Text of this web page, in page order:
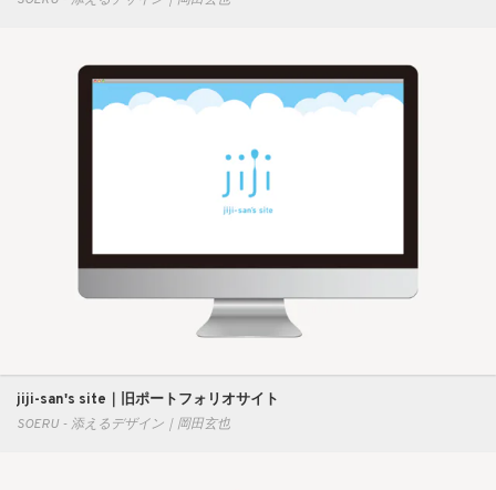
jiji-san's site｜旧ポートフォリオサイト
SOERU - 添えるデザイン｜岡田玄也